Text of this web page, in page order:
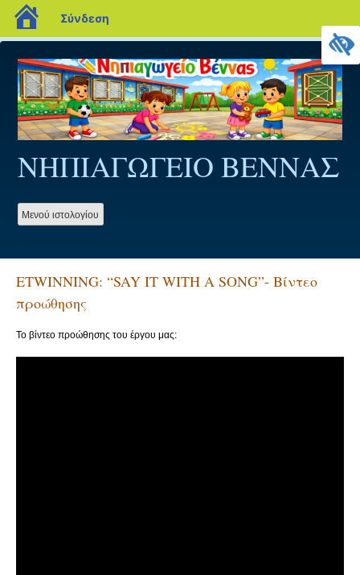
περιεχόμενο
ΝΗΠΙΑΓΩΓΕΙΟ ΒΕΝΝΑΣ
Mενού ιστολογίου
ETWINNING: “SAY IT WITH A SONG”- Βίντεο
προώθησης
Το βίντεο προώθησης του έργου μας:
blogs.sch.gr
Σύνδεση